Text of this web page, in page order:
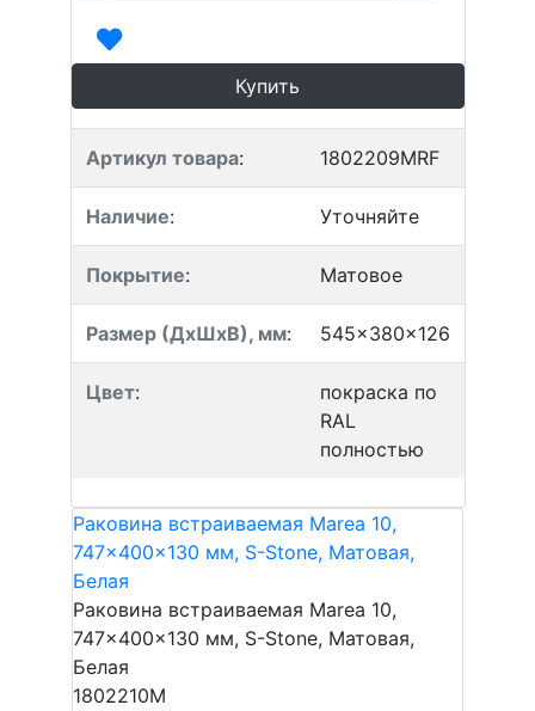
Купить
Артикул товара: 1802209MRF
Наличие: Уточняйте
Покрытие: Матовое
Размер (ДхШхВ), мм: 545x380x126
Цвет:
покраска по
RAL
полностью
Раковина встраиваемая Marea 10,
747x400x130 мм, S-Stone, Матовая,
Белая
Раковина встраиваемая Marea 10,
747x400x130 мм, S-Stone, Матовая,
Белая
1802210M